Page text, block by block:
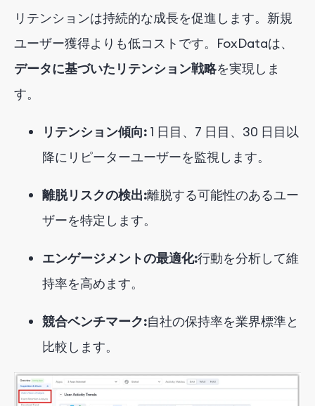
リテンションは持続的な成長を促進します。新規
ユーザー獲得よりも低コストです。FoxDataは、
データに基づいたリテンション戦略を実現しま
す。
リテンション傾向:1 日目、7 日目、30 日目以
降にリピーターユーザーを監視します。
離脱リスクの検出:離脱する可能性のあるユー
ザーを特定します。
エンゲージメントの最適化:行動を分析して維
持率を高めます。
競合ベンチマーク:自社の保持率を業界標準と
比較します。